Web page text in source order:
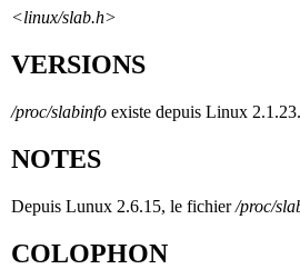
<linux/slab.h>
VERSIONS
/proc/slabinfo existe depuis Linux
NOTES
Depuis Lunux 2.6.15, le fichier/proc/
COLOPHON